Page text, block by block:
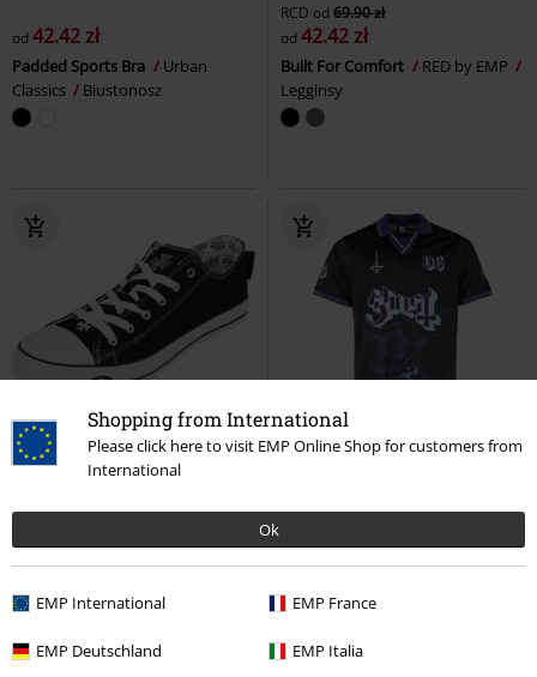
Shopping from International
Please click here to visit EMP Online Shop for customers from
International
Ok
EMP International EMP France
EMP Deutschland EMP Italia
od 42.42 zł
Padded Sports Bra
Urban
Classics
Biustonosz
RCD od 69.90 zł
od 42.42 zł
Built For Comfort
RED by EMP
Legginsy
%
Low-Top Warrior
Choppers
Buty sportowe
Plus Size
sportowa